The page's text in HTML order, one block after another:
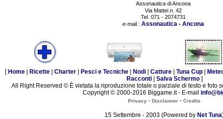
Assonautica di Ancona
Via Mattei n. 42
Tel. 071 - 2074731
e-mail : Assonautica - Ancona
[ Home Ricette Charter Pesci e Tecniche Nodi Catture Tuna Cup
Racconti| Salva Schermo]
All Right Reserved © È vietata la riproduzione totale o parziale di testo e foto
Copyright © 2000-2016 Biggame.it - E-mail
Privacy - Disclaimer - Credits
15 Settembre - 2003 (Powered by Net Tuna